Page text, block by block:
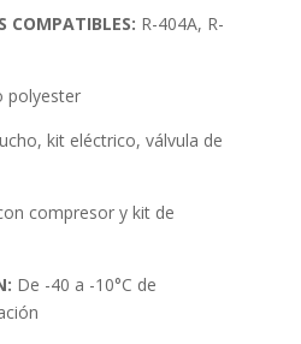
COMPATIBLES: R-404A, R-
polyester
kit eléctrico, válvula de
compresor y kit de
De -40 a -10°C de